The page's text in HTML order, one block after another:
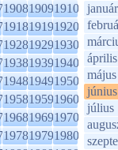
190819091910
191819191920
192819291930
193819391940
194819491950
195819591960
196819691970
197819791980
január
április
május
június
július